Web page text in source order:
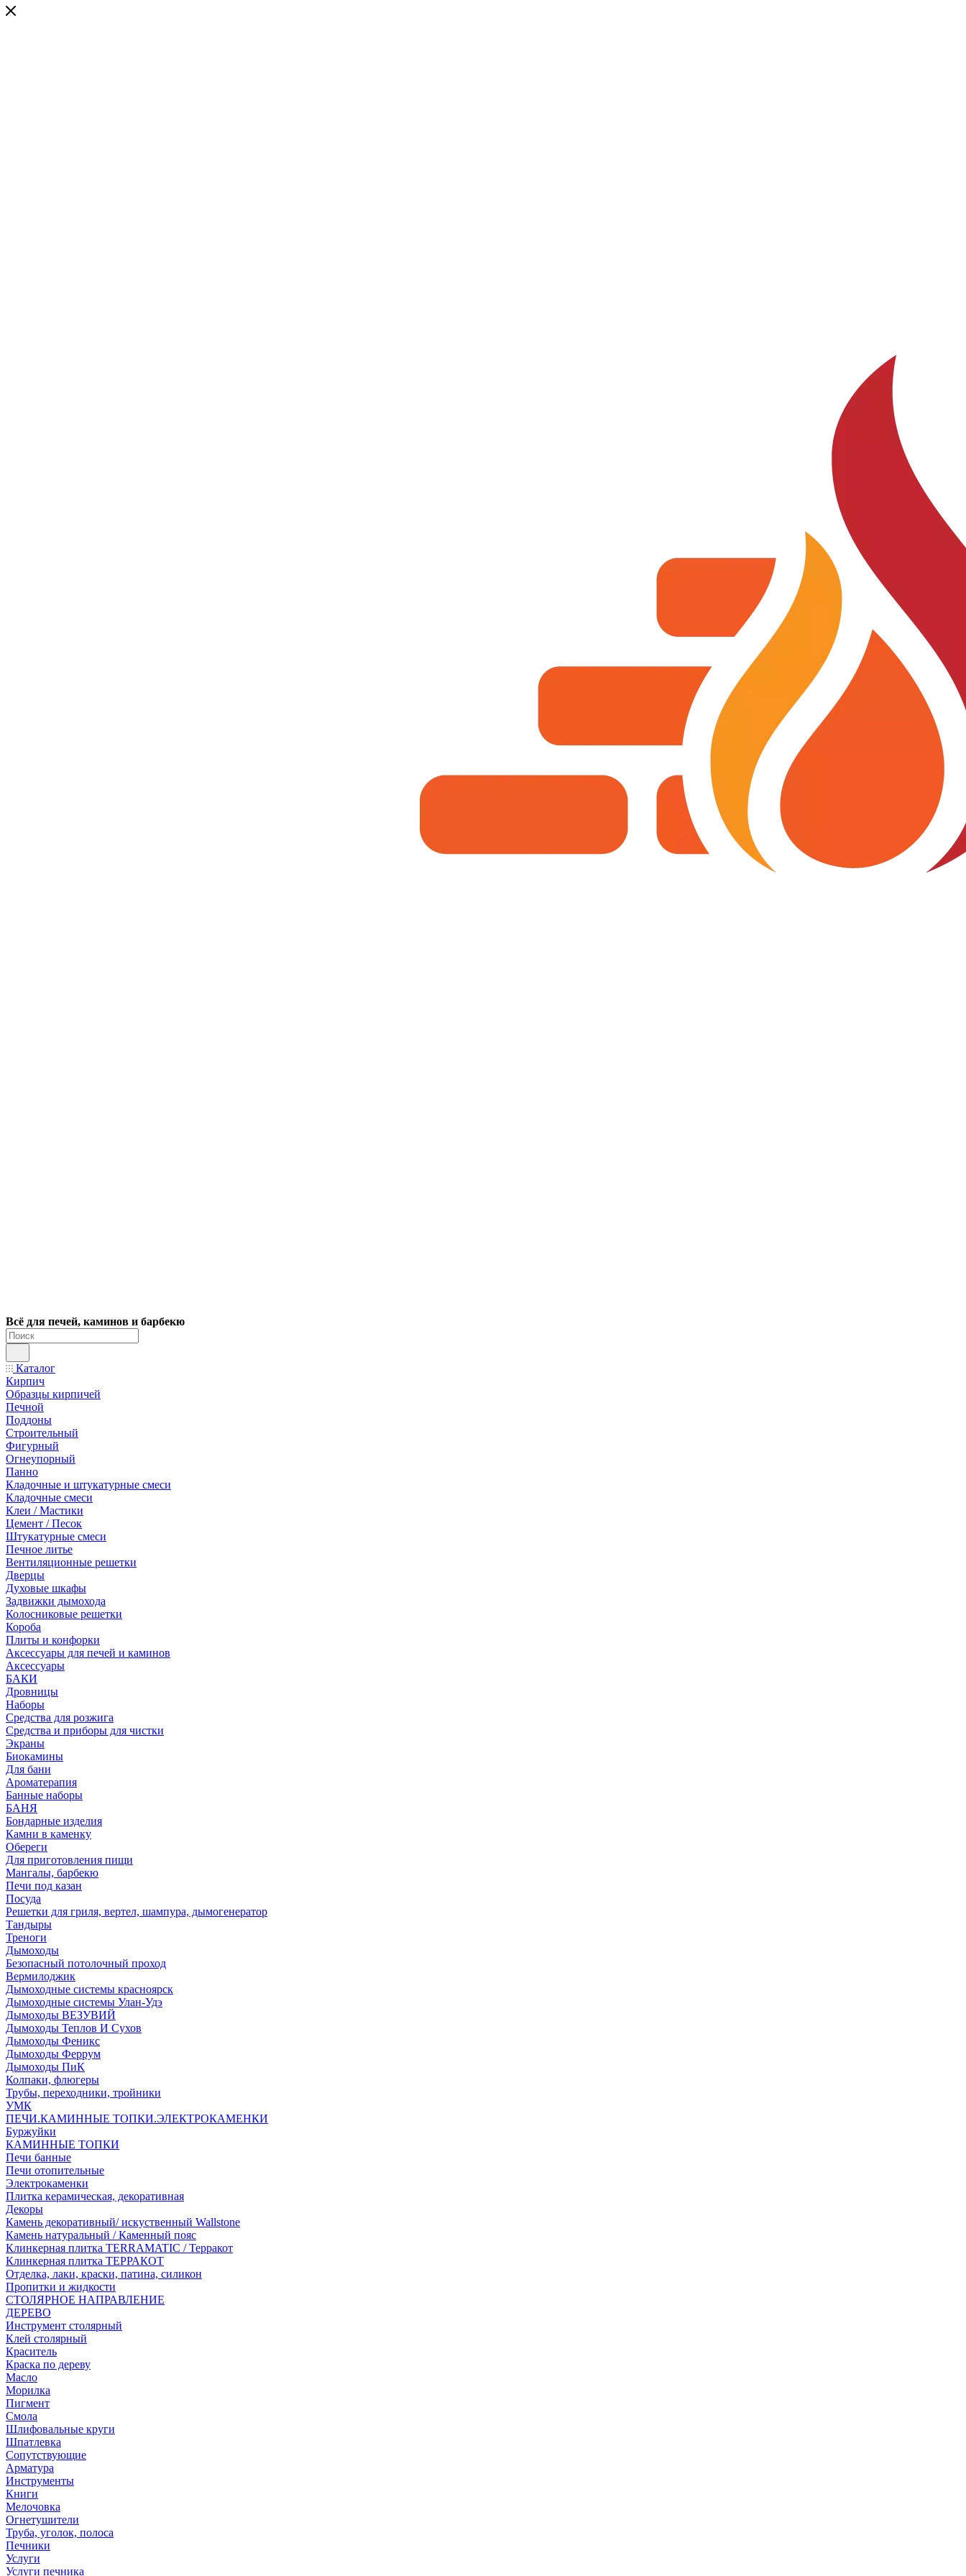
Всё для печей, каминов и барбекю
Каталог
Кирпич
Образцы кирпичей
Печной
Поддоны
Строительный
Фигурный
Огнеупорный
Панно
Кладочные и штукатурные смеси
Кладочные смеси
Клеи / Мастики
Цемент / Песок
Штукатурные смеси
Печное литье
Вентиляционные решетки
Дверцы
Духовые шкафы
Задвижки дымохода
Колосниковые решетки
Короба
Плиты и конфорки
Аксессуары для печей и каминов
Аксессуары
БАКИ
Дровницы
Наборы
Средства для розжига
Средства и приборы для чистки
Экраны
Биокамины
Для бани
Ароматерапия
Банные наборы
БАНЯ
Бондарные изделия
Камни в каменку
Обереги
Для приготовления пищи
Мангалы, барбекю
Печи под казан
Посуда
Решетки для гриля, вертел, шампура, дымогенератор
Тандыры
Треноги
Дымоходы
Безопасный потолочный проход
Вермилоджик
Дымоходные системы красноярск
Дымоходные системы Улан-Удэ
Дымоходы ВЕЗУВИЙ
Дымоходы Теплов И Сухов
Дымоходы Феникс
Дымоходы Феррум
Дымоходы ПиК
Колпаки, флюгеры
Трубы, переходники, тройники
УМК
ПЕЧИ.КАМИННЫЕ ТОПКИ.ЭЛЕКТРОКАМЕНКИ
Буржуйки
КАМИННЫЕ ТОПКИ
Печи банные
Печи отопительные
Электрокаменки
Плитка керамическая, декоративная
Декоры
Камень декоративный/ искуственный Wallstone
Камень натуральный / Каменный пояс
Клинкерная плитка TERRAMATIC / Терракот
Клинкерная плитка ТЕРРАКОТ
Отделка, лаки, краски, патина, силикон
Пропитки и жидкости
СТОЛЯРНОЕ НАПРАВЛЕНИЕ
ДЕРЕВО
Инструмент столярный
Клей столярный
Краситель
Краска по дереву
Масло
Морилка
Пигмент
Смола
Шлифовальные круги
Шпатлевка
Сопутствующие
Арматура
Инструменты
Книги
Мелочовка
Огнетушители
Труба, уголок, полоса
Печники
Услуги
Услуги печника